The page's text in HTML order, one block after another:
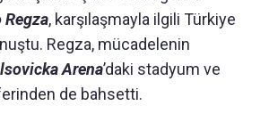
Regza, karşılaşmayla ilgili Türkiye
Regza, mücadelenin
Arena’daki stadyum ve
de bahsetti.